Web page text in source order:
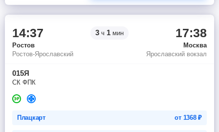
14:37 3 ч 1 мин 17:38
Ростов
Москва
Ростов-Ярославский
Ярославский вокзал
015Я
СК ФПК
Плацкарт от 1368₽